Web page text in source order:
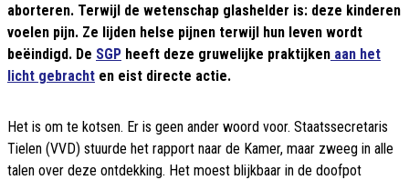
aborteren. Terwijl de wetenschap glashelder is: deze kinderen
voelen pijn. Ze lijden helse pijnen terwijl hun leven wordt
beëindigd. De SGP heeft deze gruwelijke praktijken aan het
licht gebracht en eist directe actie.
Het is om te kotsen. Er is geen ander woord voor. Staatssecretaris
Tielen (VVD) stuurde het rapport naar de Kamer, maar zweeg in alle
talen over deze ontdekking. Het moest blijkbaar in de doofpot